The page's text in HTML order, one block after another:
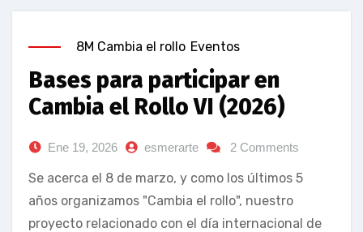
8M Cambia el rollo Eventos
Bases para participar en
Cambia el Rollo VI (2026)
Ene 19, 2026 esmerarte 2 Comments
Se acerca el 8 de marzo, y como los últimos 5
años organizamos "Cambia el rollo", nuestro
proyecto relacionado con el día internacional de